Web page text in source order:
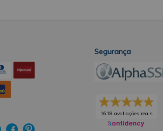
Segurança
1618 avaliações reais